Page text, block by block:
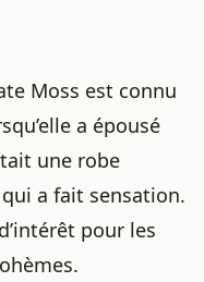
Moss est connu
a épousé
une robe
a fait sensation.
pour les